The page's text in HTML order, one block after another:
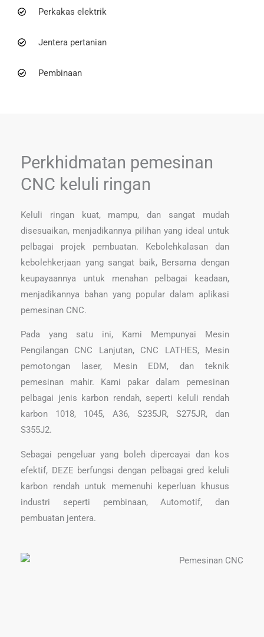
Perkakas elektrik
Jentera pertanian
Pembinaan
Perkhidmatan pemesinan
CNC keluli ringan
Keluli ringan kuat, mampu, dan sangat mudah
disesuaikan, menjadikannya pilihan yang ideal untuk
pelbagai projek pembuatan. Kebolehkalasan dan
kebolehkerjaan yang sangat baik, Bersama dengan
keupayaannya untuk menahan pelbagai keadaan,
menjadikannya bahan yang popular dalam aplikasi
pemesinan CNC.
Pada yang satu ini, Kami Mempunyai Mesin
Pengilangan CNC Lanjutan, CNC LATHES, Mesin
pemotongan laser, Mesin EDM, dan teknik
pemesinan mahir. Kami pakar dalam pemesinan
pelbagai jenis karbon rendah, seperti keluli rendah
karbon 1018, 1045, A36, S235JR, S275JR, dan
S355J2.
Sebagai pengeluar yang boleh dipercayai dan kos
efektif, DEZE berfungsi dengan pelbagai gred keluli
karbon rendah untuk memenuhi keperluan khusus
industri seperti pembinaan, Automotif, dan
pembuatan jentera.